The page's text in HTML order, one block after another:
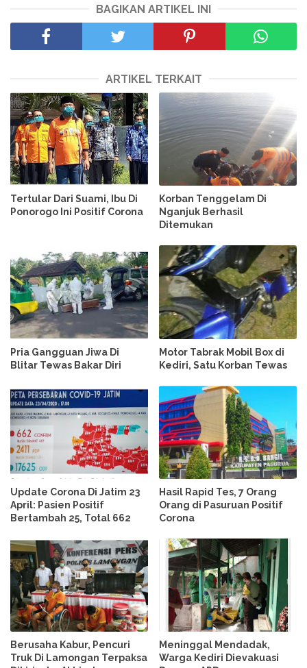
BAGIKAN ARTIKEL INI
ARTIKEL TERKAIT
Tertular Dari Suami, Ibu Di
Ponorogo Ini Positif Corona
Korban Tenggelam Di
Nganjuk Berhasil
Ditemukan
Pria Gangguan Jiwa Di
Blitar Tewas Bakar Diri
Motor Tabrak Mobil Box di
Kediri, Satu Korban Tewas
Update Corona Di Jatim 23
April: Pasien Positif
Bertambah 25, Total 662
Hasil Rapid Tes, 7 Orang
Orang di Pasuruan Positif
Corona
Berusaha Kabur, Pencuri
Truk Di Lamongan Terpaksa
Meninggal Mendadak,
Warga Kediri Dievakuasi